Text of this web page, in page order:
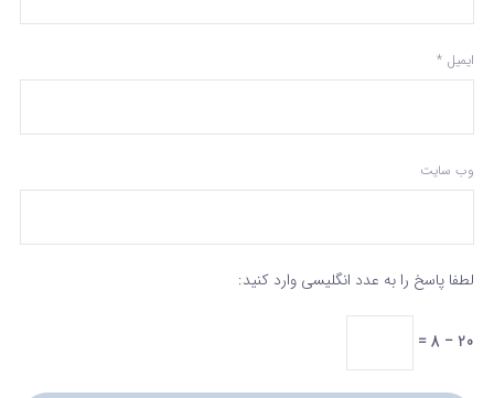
ایمیل *
وب‌ سایت
لطفا پاسخ را به عدد انگلیسی وارد کنید:
20 − 8 =